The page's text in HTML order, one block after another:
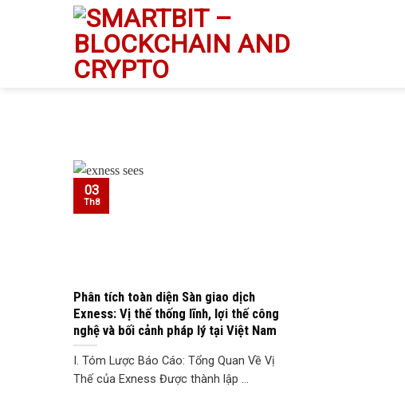
Phân tích toàn diện Sàn giao dịch
Exness: Vị thế thống lĩnh, lợi thế công
nghệ và bối cảnh pháp lý tại Việt Nam
I. Tóm Lược Báo Cáo: Tổng Quan Về Vị
Thế của Exness Được thành lập ...
03
Th8